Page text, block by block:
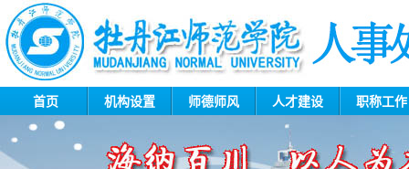
首页 机构设置 师德师风 人才建设 职称工